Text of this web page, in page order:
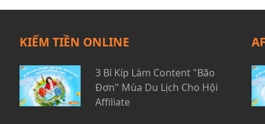
KIẾM TIỀN ONLINE
3 Bí Kíp Làm Content "Bão
Đơn" Mùa Du Lịch Cho Hội
Affiliate